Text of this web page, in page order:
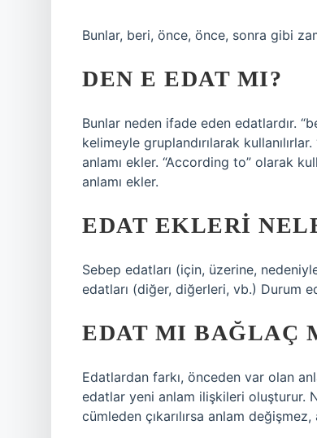
Bunlar, beri, önce, önce, sonra gibi
DEN E EDAT MI?
Bunlar neden ifade eden edatlardır.
kelimeyle gruplandırılarak
anlamı ekler. “According to” olarak
anlamı ekler.
EDAT EKLERI
Sebep edatları (için, üzerine,
edatları (diğer, diğerleri, vb.) Durum
EDAT MI BAĞLAÇ
Edatlardan farkı, önceden var olan
edatlar yeni anlam ilişkileri oluşturur.
cümleden çıkarılırsa anlam